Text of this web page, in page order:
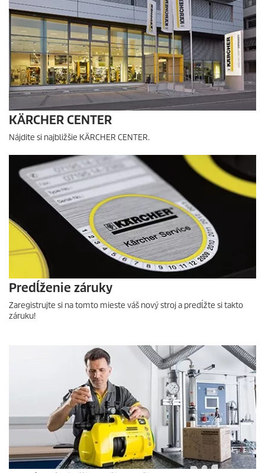
KÄRCHER CENTER
Nájdite si najbližšie KÄRCHER CENTER.
Predĺženie záruky
Zaregistrujte si na tomto mieste váš nový stroj a predĺžte si takto
záruku!